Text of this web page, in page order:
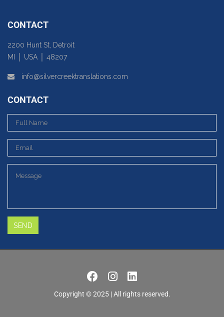
CONTACT
2200 Hunt St, Detroit
MI │ USA │ 48207
info@silvercreektranslations.com
CONTACT
Copyright © 2025 | All rights reserved.